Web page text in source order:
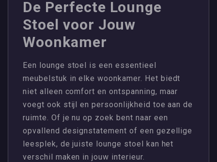
De Perfecte Lounge
Stoel voor Jouw
Woonkamer
Een lounge stoel is een essentieel
meubelstuk in elke woonkamer. Het biedt
niet alleen comfort en ontspanning, maar
voegt ook stijl en persoonlijkheid toe aan de
ruimte. Of je nu op zoek bent naar een
opvallend designstatement of een gezellige
leesplek, de juiste lounge stoel kan het
verschil maken in jouw interieur.